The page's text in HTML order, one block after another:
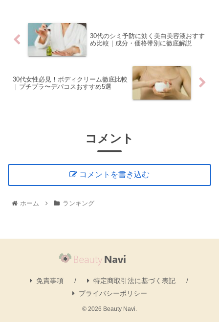
30代のシミ予防に効く美白美容液おすす
め比較｜成分・価格帯別に徹底解説
30代女性必見！ボディクリーム徹底比較
｜プチプラ〜デパコスおすすめ5選
コメント
コメントを書き込む
ホーム ランキング
免責事項
特定商取引法に基づく表記
プライバシーポリシー
© 2026 Beauty Navi.